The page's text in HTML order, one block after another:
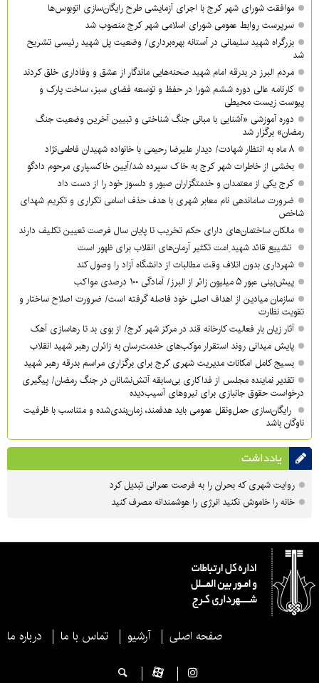
موافقت شورای شهر کرج با اجرای آزمایشی طرح رایگان‌سازی اتوبوس‌ها
سرپرست روابط عمومی شورای اسلامی شهر کرج منصوب شد
بزرگراه شهید سلیمانی در آستانه بهره‌برداری/ وضعیت پل شهید رئیسی تشریح
شد
مردم البرز در بدرقه امام شهید صحنه‌هایی ماندگار از عشق و وفاداری خلق کردند
کارنامه عالی دوره ششم شورا در حفظ و توسعه فضای سبز، ساخت پارک و
پیوست زیست محیطی
دوره آموزشی «آشنایی با مبانی جنگ شناختی و تبیین آخرین وضعیت جنگ
رمضان» برگزار شد
۸ ماه به انتظار شهادت/ دیدار علیرضا رحیمی با خانواده شهیدان فاطمی‌نژاد
بخشی از خاطرات شهر کرج به خاک سپرده شد/آیین خاکسپاری مرحوم دادگو
کرج یکی از معتمدان و خدمتگزاران صبور و دلسوز خود را از دست داد
ضرورت ساماندهی نام‌ معابر شهری با هدف حذف اسامی تکراری و تکریم شهدای
شاخص
مالکان ساختمان‌های دارای حکم تخریب تا پایان سال فرصت تعیین تکلیف دارند
تشییع قائد شهید ِامت تکثیر آرمان‌های انقلاب برای ظهور است
شهرداری بدون اتلاف وقت مطالبات از دانشگاه آزاد را وصول کند
پیش‌بینی عبور ۵ میلیون زائر از البرز/ آمادگی ۱۰۰ درصدی مواکب
سازمان میادین از اهداف اصلی خود فاصله گرفته است/ ضرورت اصلاح ساختار و
تقویت نظارت
آثار زیان بار فعالیت کارخانه قند در مرکز شهر کرج/ از بوی بد تا رهاسازی آهک
پایش میدانی روند استقرار موکب‌های خدمت‌رسان به زائران رهبر شهید انقلاب
بسیج کامل امکانات مدیریت شهری کرج برای برگزاری مراسم بدرقه رهبر شهید
تقدیر نماینده مجلس از فداکاری بی‌سابقه آتش‌نشانان در جنگ رمضان/ پیگیری
درخواست حقوق جانبازی برای نیروهای آسیب‌دیده
رایگان‌سازی حمل‌ونقل عمومی باید هدفمند، زمان‌بندی‌شده و متناسب با ظرفیت
ناوگان باشد
یادداشت
روایت شهری که بحران را به فرصت عمرانی تبدیل کرد
خانه را خاموش نکنید انرژی را هوشمندانه مصرف کنید
صفحه اصلی آرشیو تماس با ما درباره ما